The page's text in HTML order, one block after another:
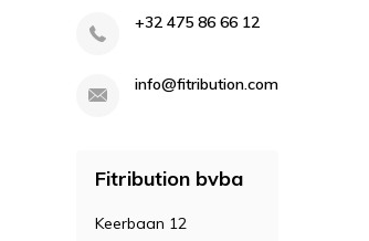
+32 475 86 66 12
info@fitribution.com
Fitribution bvba
Keerbaan 12